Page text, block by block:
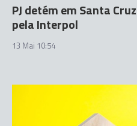
PJ detém em Santa
pela Interpol
13 Mai 10:54